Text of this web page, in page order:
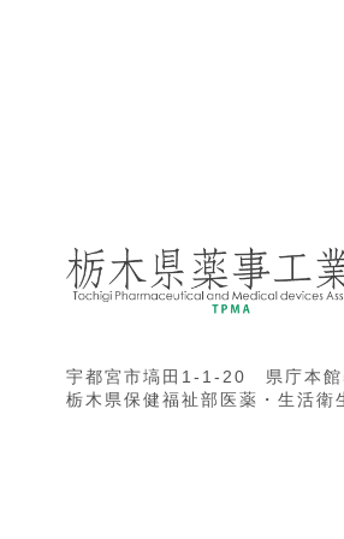
宇都宮市塙田1-1-20 県庁本
栃木県保健福祉部医薬・生活衛